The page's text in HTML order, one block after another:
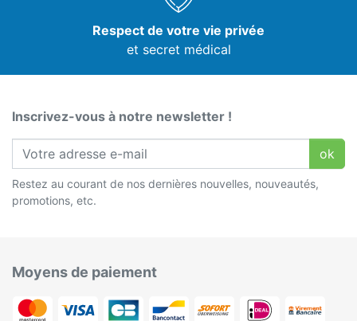
Respect de votre vie privée
et secret médical
Inscrivez-vous à notre newsletter !
ok
Restez au courant de nos dernières nouvelles, nouveautés,
promotions, etc.
Moyens de paiement